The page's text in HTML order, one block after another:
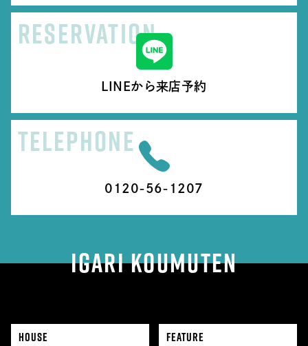
RESERVATION
LINEから来店予約
TELEPHONE
0120-56-1207
IGARI KOUMUTEN
HOUSE
FEATURE